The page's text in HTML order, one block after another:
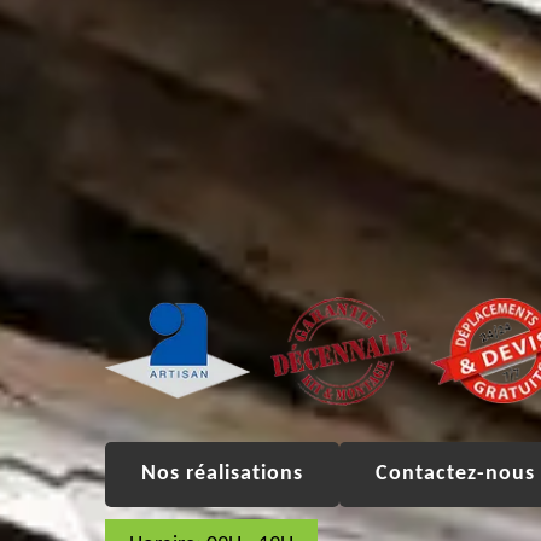
Nos réalisations Contactez-nous